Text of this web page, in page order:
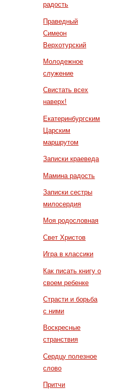
радость
Праведный
Симеон
Верхотурский
Молодежное
служение
Свистать всех
наверх!
Екатеринбургским
Царским
маршрутом
Записки краеведа
Мамина радость
Записки сестры
милосердия
Моя родословная
Свет Христов
Игра в классики
Как писать книгу о
своем ребенке
Страсти и борьба
с ними
Воскресные
странствия
Сердцу полезное
слово
Притчи